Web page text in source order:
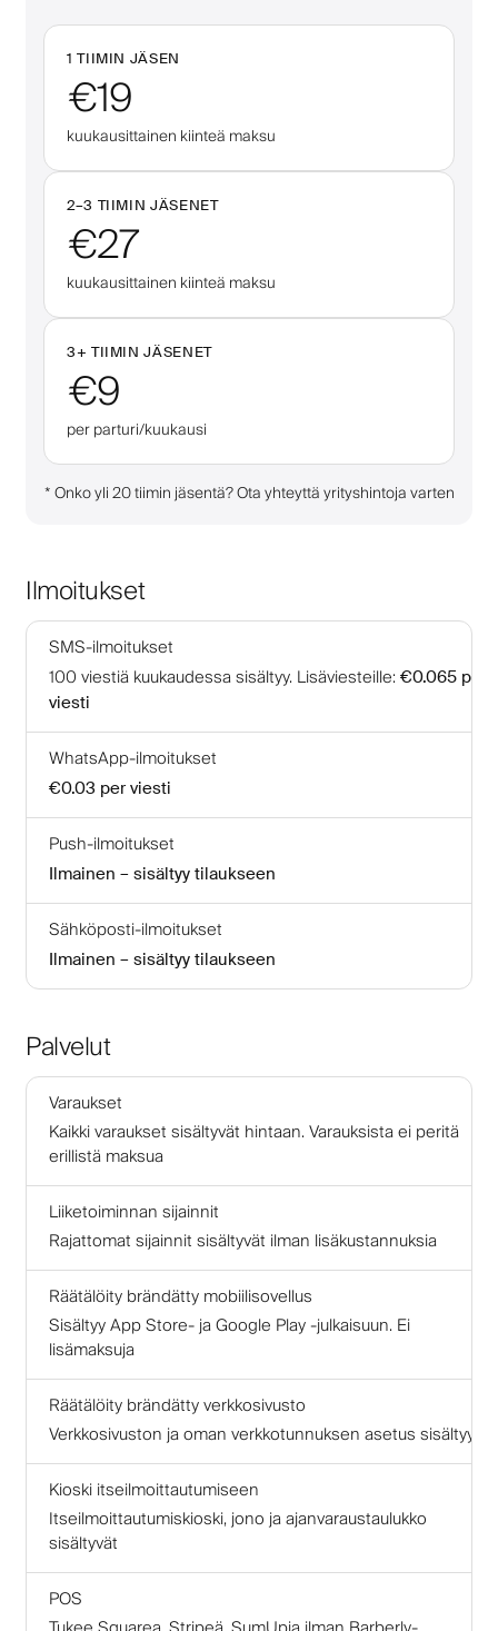
1 TIIMIN JÄSEN
€19
kuukausittainen kiinteä maksu
2–3 TIIMIN JÄSENET
€27
kuukausittainen kiinteä maksu
3+ TIIMIN JÄSENET
€9
per parturi/kuukausi
*Onko yli 20 tiimin jäsentä? Ota yhteyttä yrityshintoja varten
Ilmoitukset
SMS-ilmoitukset
100 viestiä kuukaudessa sisältyy. Lisäviesteille: €0.065 per
viesti
WhatsApp-ilmoitukset
€0.03 per viesti
Push-ilmoitukset
Ilmainen – sisältyy tilaukseen
Sähköposti-ilmoitukset
Ilmainen – sisältyy tilaukseen
Palvelut
Varaukset
Kaikki varaukset sisältyvät hintaan. Varauksista ei peritä
erillistä maksua
Liiketoiminnan sijainnit
Rajattomat sijainnit sisältyvät ilman lisäkustannuksia
Räätälöity brändätty mobiilisovellus
Sisältyy App Store- ja Google Play -julkaisuun. Ei
lisämaksuja
Räätälöity brändätty verkkosivusto
Verkkosivuston ja oman verkkotunnuksen asetus sisältyy
Kioski itseilmoittautumiseen
Itseilmoittautumiskioski, jono ja ajanvaraustaulukko
sisältyvät
POS